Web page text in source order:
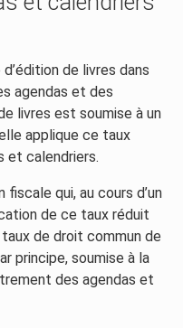
de livres dans
agendas et des
livres est soumise à un
applique ce taux
et calendriers.
qui, au cours d’un
de ce taux réduit
de droit commun de
principe, soumise à la
des agendas et